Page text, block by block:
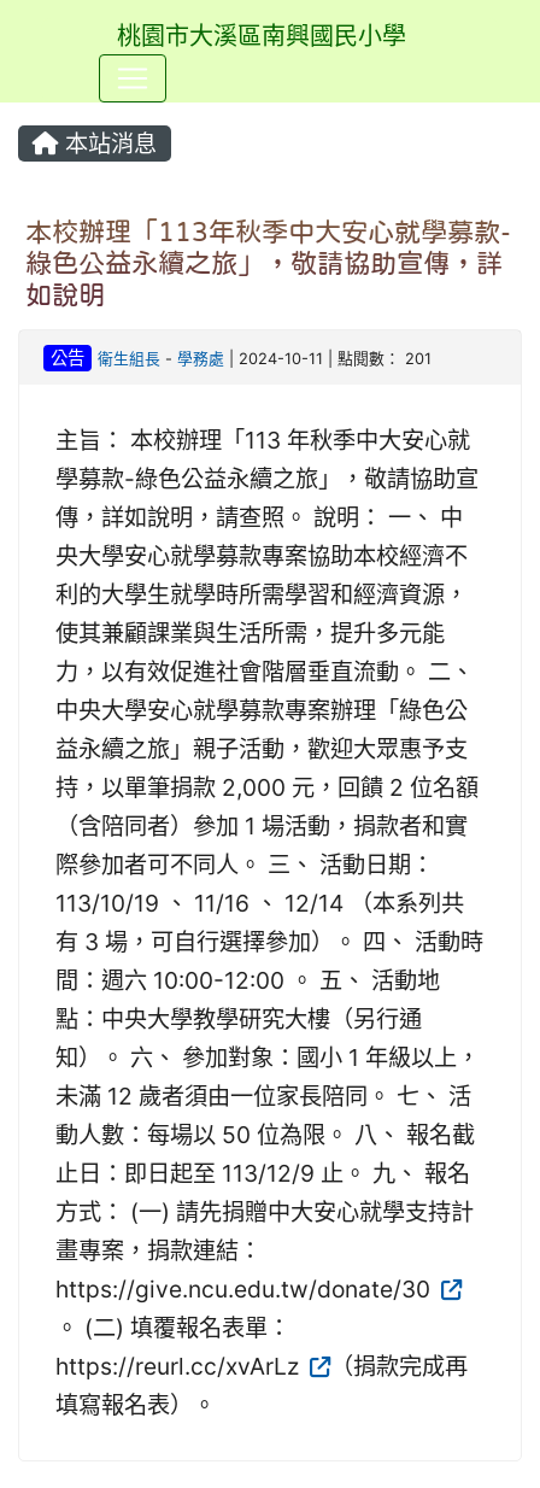
桃園市大溪區南興國民小學
本站消息
本校辦理「113年秋季中大安心就學募款-
綠色公益永續之旅」，敬請協助宣傳，詳
如說明
公告 衛生組長- 學務處 | 2024-10-11 | 點閱數： 201
主旨： 本校辦理「113 年秋季中大安心就
學募款-綠色公益永續之旅」，敬請協助宣
傳，詳如說明，請查照。 說明： 一、 中
央大學安心就學募款專案協助本校經濟不
利的大學生就學時所需學習和經濟資源，
使其兼顧課業與生活所需，提升多元能
力，以有效促進社會階層垂直流動。 二、
中央大學安心就學募款專案辦理「綠色公
益永續之旅」親子活動，歡迎大眾惠予支
持，以單筆捐款 2,000 元，回饋 2 位名額
（含陪同者）參加 1 場活動，捐款者和實
際參加者可不同人。 三、 活動日期：
113/10/19 、 11/16 、 12/14 （本系列共
有 3 場，可自行選擇參加）。 四、 活動時
間：週六 10:00-12:00 。 五、 活動地
點：中央大學教學研究大樓（另行通
知）。 六、 參加對象：國小 1 年級以上，
未滿 12 歲者須由一位家長陪同。 七、 活
動人數：每場以 50 位為限。 八、 報名截
止日：即日起至 113/12/9 止。 九、 報名
方式： (一) 請先捐贈中大安心就學支持計
畫專案，捐款連結：
https://give.ncu.edu.tw/donate/30
。 (二) 填覆報名表單：
https://reurl.cc/xvArLz
（捐款完成再
填寫報名表）。